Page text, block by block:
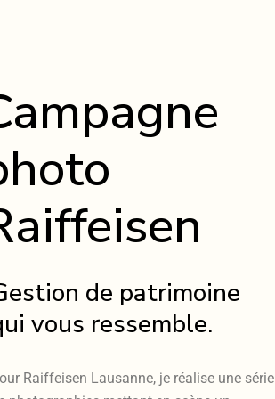
de patrimoine
vous ressemble.
Raiffeisen Lausanne, je réalise une série